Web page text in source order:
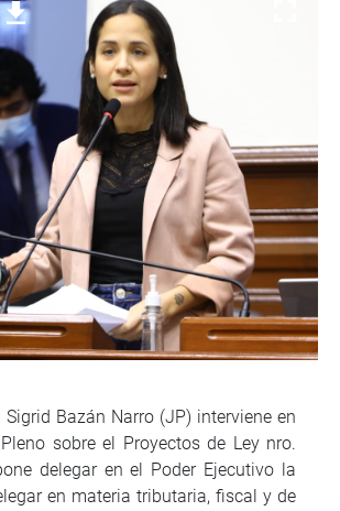
Bazán Narro (JP) interviene en
sobre el Proyectos de Ley nro.
delegar en el Poder Ejecutivo la
en materia tributaria, fiscal y de